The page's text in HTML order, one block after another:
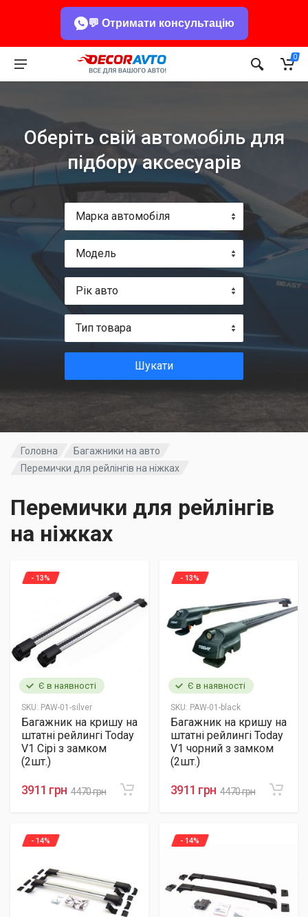
💬 Отримати консультацію
0
Оберіть свій автомобіль для
підбору аксесуарів
Марка автомобіля
Модель
Рік авто
Тип товара
Шукати
Головна
Багажники на авто
Перемички для рейлінгів на ніжках
Перемички для рейлінгів
на ніжках
Є в наявності
SKU: PAW-01-silver
- 13%
Багажник на кришу на
штатні рейлингі Today
V1 Сірі з замком
(2шт.)
3911 грн 4470 грн
Є в наявності
SKU: PAW-01-black
- 13%
Багажник на кришу на
штатні рейлингі Today
V1 чорний з замком
(2шт.)
3911 грн 4470 грн
- 14% - 14%